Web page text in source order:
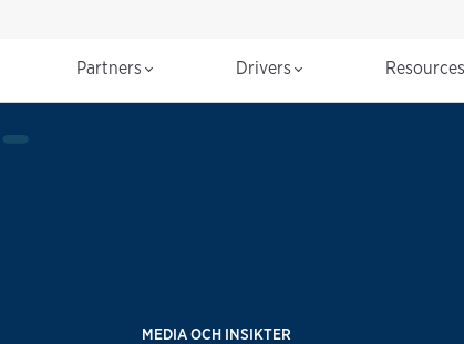
Partners Drivers
MEDIA OCH INSIKTER